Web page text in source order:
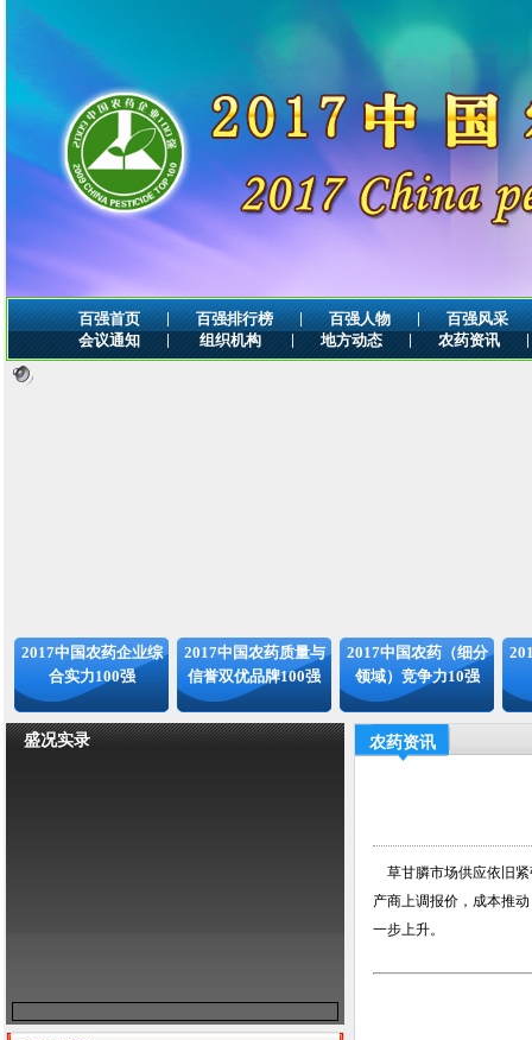
百强首页 | 百强排行榜 | 百强人物 |
百强风采
会议通知
| 组织机构 | 地方动态 | 农药资讯 |
2017中国农药企业综
合实力100强
2017中国农药质量与
信誉双优品牌100强
2017中国农药（细分
领域）竞争力10强
盛况实录 农药资讯
草甘膦市场供应依旧紧
产商上调报价，成本推
一步上升。